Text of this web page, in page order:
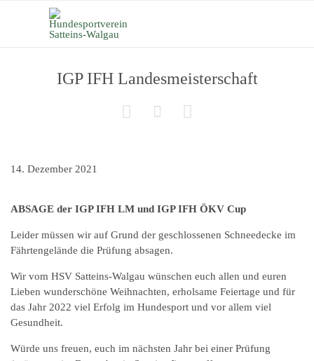
IGP IFH Landesmeisterschaft
  
14. Dezember 2021
ABSAGE der IGP IFH LM und IGP IFH ÖKV Cup
Leider müssen wir auf Grund der geschlossenen Schneedecke im
Fährtengelände die Prüfung absagen.
Wir vom HSV Satteins-Walgau wünschen euch allen und euren
Lieben wunderschöne Weihnachten, erholsame Feiertage und für
das Jahr 2022 viel Erfolg im Hundesport und vor allem viel
Gesundheit.
Würde uns freuen, euch im nächsten Jahr bei einer Prüfung